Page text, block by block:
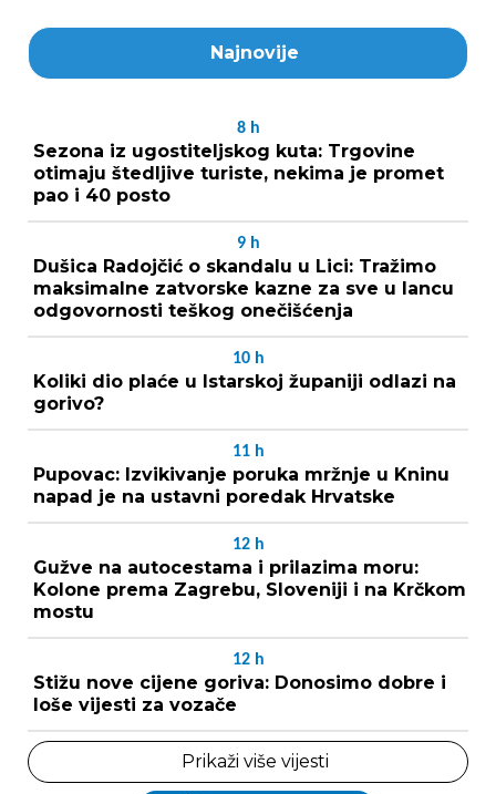
Najnovije
8 h
Sezona iz ugostiteljskog kuta: Trgovine
otimaju štedljive turiste, nekima je promet
pao i 40 posto
9 h
Dušica Radojčić o skandalu u Lici: Tražimo
maksimalne zatvorske kazne za sve u lancu
odgovornosti teškog onečišćenja
10 h
Koliki dio plaće u Istarskoj županiji odlazi na
gorivo?
11 h
Pupovac: Izvikivanje poruka mržnje u Kninu
napad je na ustavni poredak Hrvatske
12 h
Gužve na autocestama i prilazima moru:
Kolone prema Zagrebu, Sloveniji i na Krčkom
mostu
12 h
Stižu nove cijene goriva: Donosimo dobre i
loše vijesti za vozače
Prikaži više vijesti